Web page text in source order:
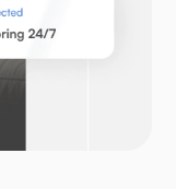
Laravel